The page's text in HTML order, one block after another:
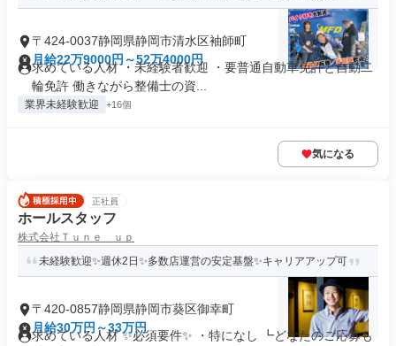
〒424-0037静岡県静岡市清水区袖師町
月給22万9000円～52万4000円
求めている人材 ・未経験者歓迎 ・要普通自動車免許と自動二
輪免許 働きながら整備士の資...
業界未経験歓迎 +16個
気になる
正社員
ホールスタッフ
株式会社Ｔｕｎｅ ｕｐ
未経験歓迎✨週休2日✨多数店運営の安定基盤✨キャリアアップ可
〒420-0857静岡県静岡市葵区御幸町
月給30万円～33万円
求めている人材 ✨必須要件✨ ・特になし ┗どなたのご応募も